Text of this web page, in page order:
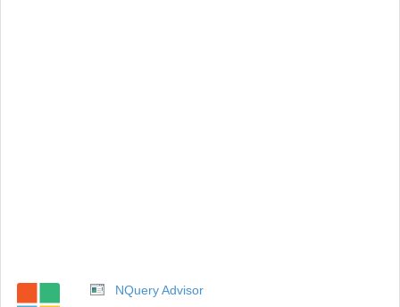
NQuery Advisor